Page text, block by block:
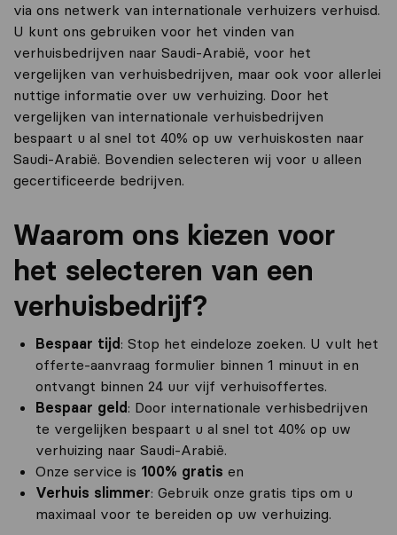
via ons netwerk van internationale verhuizers verhuisd.
U kunt ons gebruiken voor het vinden van
verhuisbedrijven naar Saudi-Arabië, voor het
vergelijken van verhuisbedrijven, maar ook voor allerlei
nuttige informatie over uw verhuizing. Door het
vergelijken van internationale verhuisbedrijven
bespaart u al snel tot 40% op uw verhuiskosten naar
Saudi-Arabië. Bovendien selecteren wij voor u alleen
gecertificeerde bedrijven.
Waarom ons kiezen voor
het selecteren van een
verhuisbedrijf?
Bespaar tijd : Stop het eindeloze zoeken. U vult het
offerte-aanvraag formulier binnen 1 minuut in en
ontvangt binnen 24 uur vijf verhuisoffertes.
Bespaar geld : Door internationale verhisbedrijven
te vergelijken bespaart u al snel tot 40% op uw
verhuizing naar Saudi-Arabië.
Onze service is 100% gratis en
Verhuis slimmer: Gebruik onze gratis tips om u
maximaal voor te bereiden op uw verhuizing.